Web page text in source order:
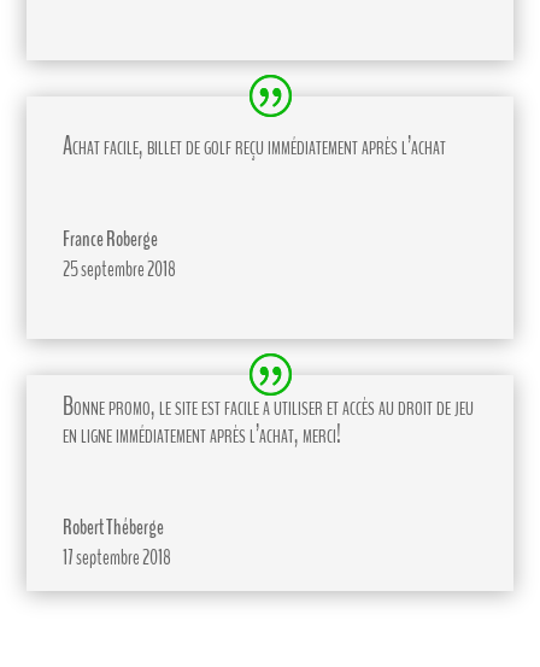
Achat facile, billet de golf reçu immédiatement après l’achat
France Roberge
25 septembre 2018
Bonne promo, le site est facile a utiliser et accès au droit de jeu
en ligne immédiatement après l’achat, merci!
Robert Théberge
17 septembre 2018